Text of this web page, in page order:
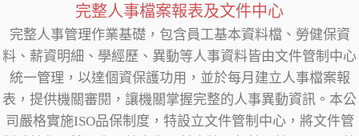
完整人事檔案報表及文件中心
完整人事管理作業基礎，包含員工基本資料檔、勞健保資
料、薪資明細、學經歷、異動等人事資料皆由文件管制中心
統一管理，以達個資保護功用，並於每月建立人事檔案報
表，提供機關審閱，讓機關掌握完整的人事異動資訊。本公
司嚴格實施ISO品保制度，特設立文件管制中心，將文件管